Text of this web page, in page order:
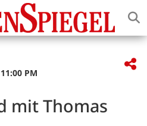
PM
mit Thomas